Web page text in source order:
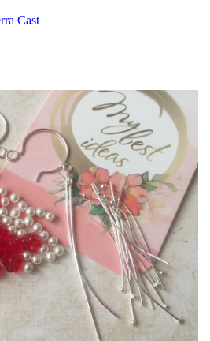
Cast